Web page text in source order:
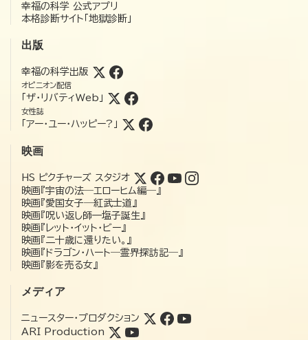
幸福の科学 公式アプリ
本格診断サイト「地獄診断」
出版
幸福の科学出版
オピニオン配信
「ザ・リバティWeb」
女性誌
「アー・ユー・ハッピー?」
映画
HS ピクチャーズ スタジオ
映画『宇宙の法―エローヒム編―』
映画『愛国女子―紅武士道』
映画『呪い返し師—塩子誕生』
映画『レット・イット・ビー』
映画『二十歳に還りたい。』
映画『ドラゴン・ハート―霊界探訪記―』
映画『影を売る女』
メディア
ニュースター・プロダクション
ARI Production